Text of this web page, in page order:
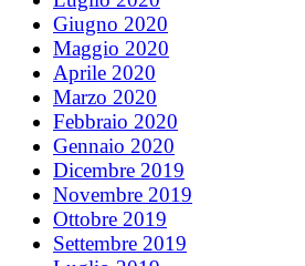
Giugno 2020
Maggio 2020
Aprile 2020
Marzo 2020
Febbraio 2020
Gennaio 2020
Dicembre 2019
Novembre 2019
Ottobre 2019
Settembre 2019